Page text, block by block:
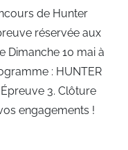
de Hunter
réservée aux
Dimanche 10 mai à
: HUNTER
3. Clôture
engagements !